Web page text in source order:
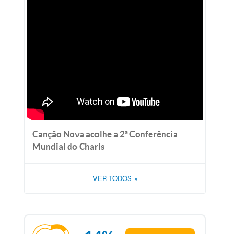
Canção Nova acolhe a 2ª Conferência
Mundial do Charis
VER TODOS »